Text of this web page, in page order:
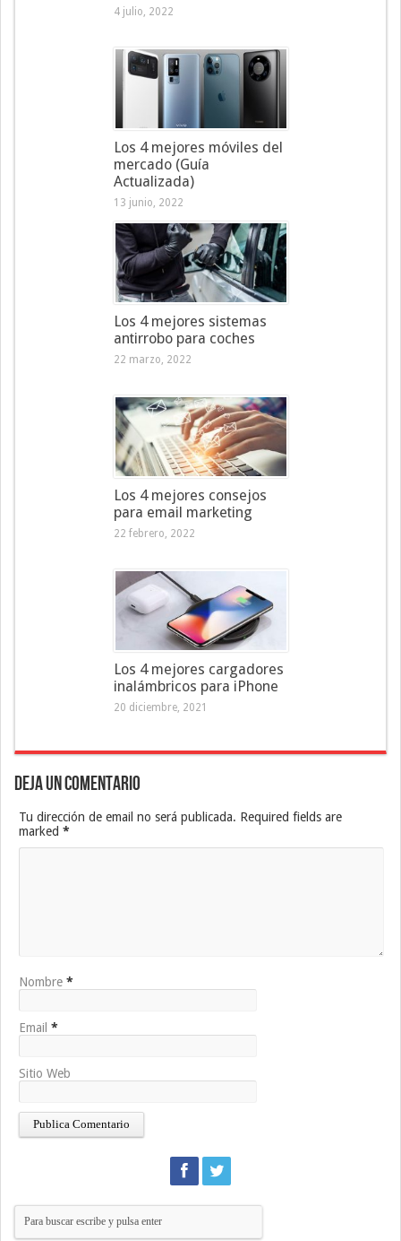
4 julio, 2022
Los 4 mejores móviles del
mercado (Guía
Actualizada)
13 junio, 2022
Los 4 mejores sistemas
antirrobo para coches
22 marzo, 2022
Los 4 mejores consejos
para email marketing
22 febrero, 2022
Los 4 mejores cargadores
inalámbricos para iPhone
20 diciembre, 2021
Deja un Comentario
Tu dirección de email no será publicada. Required fields are
marked *
Nombre *
Email *
Sitio Web